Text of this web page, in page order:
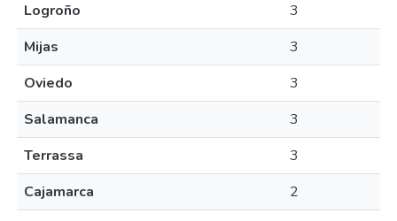
Logroño
3
Mijas
3
Oviedo
3
Salamanca
3
Terrassa
3
Cajamarca
2